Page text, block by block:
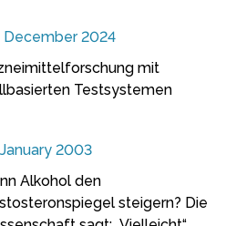
December 2024
mit
Testsystemen
2003
Alkohol den
steigern? Die